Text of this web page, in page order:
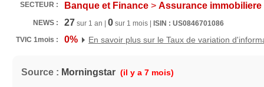
SECTEUR : Banque et Finance > Assurance immobiliere
NEWS : 27 sur 1 an | 0 sur 1 mois |
ISIN : US0846701086
TVIC 1mois :
0% En savoir plus sur le Taux de variation
Source : Morningstar (il y a 7 mois)